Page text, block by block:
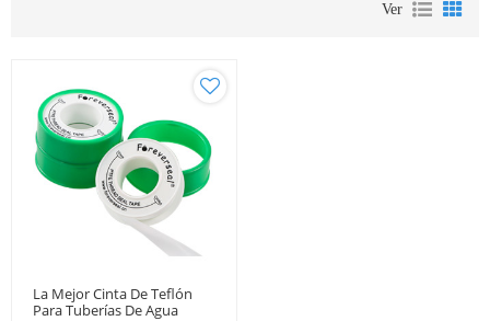
Ver
La Mejor Cinta De Teflón
Para Tuberías De Agua